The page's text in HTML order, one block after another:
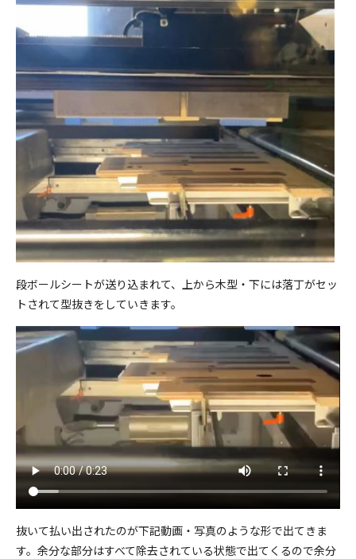
段ボールシートが送り込まれて、上から木型・下には落丁がセッ
トされて型抜きをしていきます。
抜いて払い出されたのが下記動画・写真のような形で出てきま
す。余分な部分はすべて除去されている状態で出てくるので余分